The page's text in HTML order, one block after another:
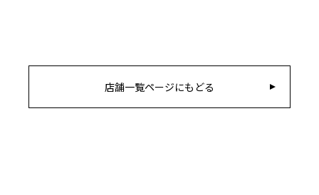
店舗一覧ページにもどる